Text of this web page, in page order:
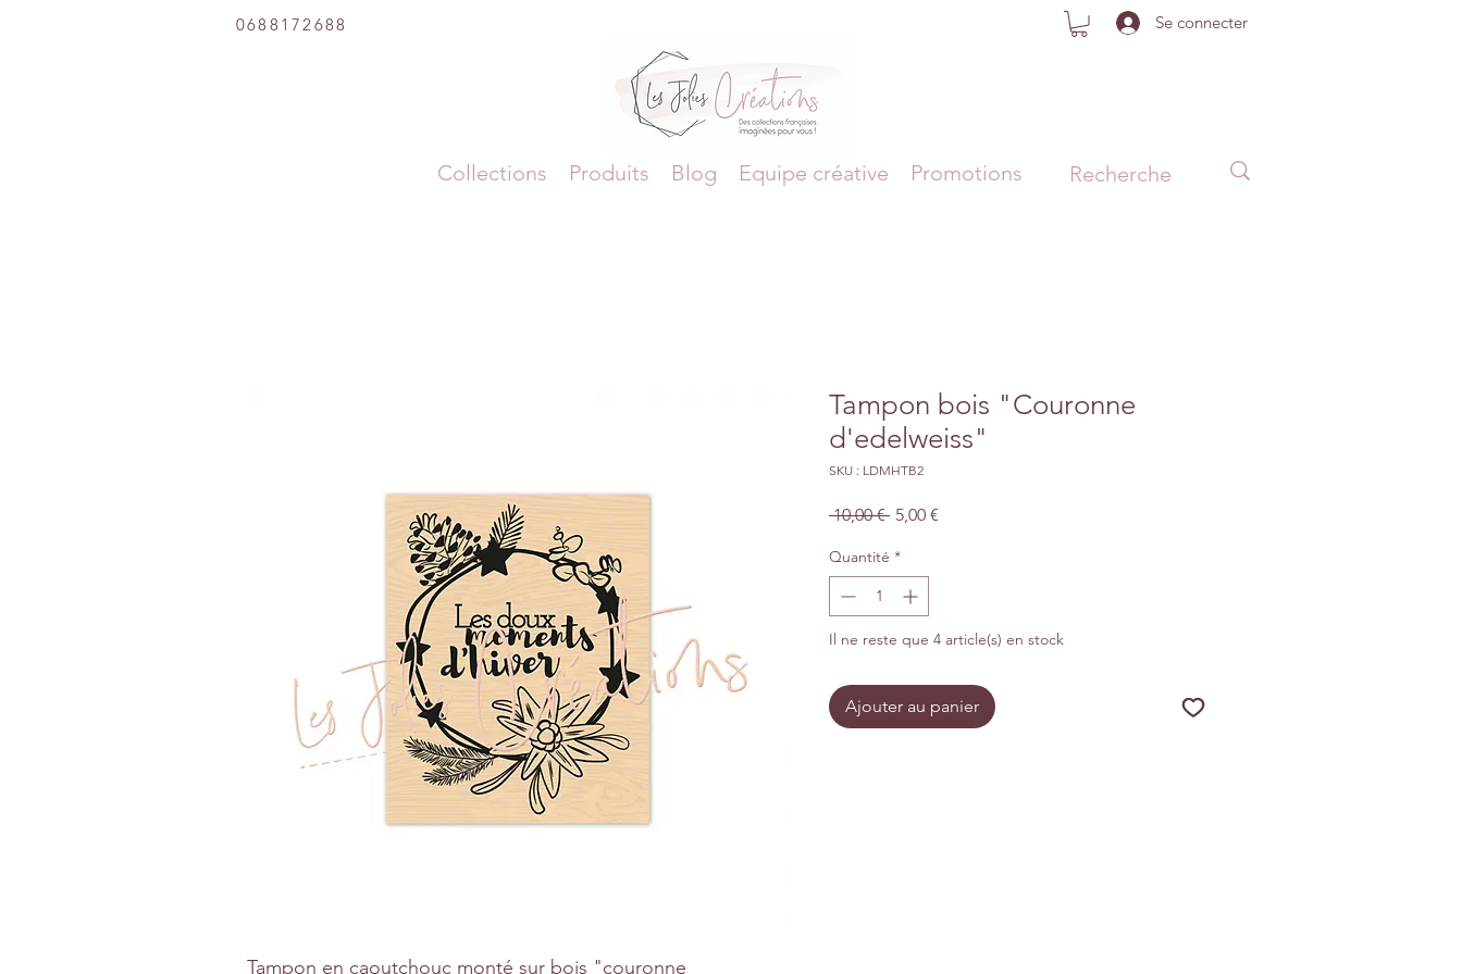
0688172688 Se connecter
Collections Produits Blog Equipe créative Promotions
Tampon en caoutchouc monté sur bois "couronne
Tampon bois "Couronne
d'edelweiss"
SKU : LDMHTB2
10,00 € Prix
5,00 €
Quantité *
Il ne reste que 4 article(s) en stock
Ajouter au panier